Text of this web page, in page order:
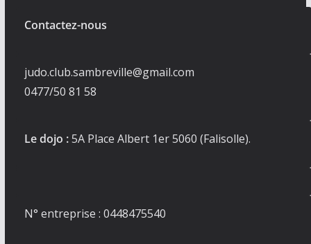
Contactez-nous
judo.club.sambreville@gmail.com
0477/50 81 58
Le dojo :5A Place Albert 1er 5060 (Falisolle).
N° entreprise : 0448475540